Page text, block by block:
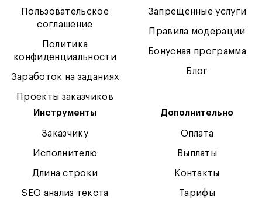
Пользовательское
соглашение
Политика
конфиденциальности
Заработок на заданиях
Проекты заказчиков
Запрещенные услуги
Правила модерации
Бонусная программа
Блог
Инструменты
Заказчику
Исполнителю
Длина строки
SEO анализ текста
Дополнительно
Оплата
Выплаты
Контакты
Тарифы